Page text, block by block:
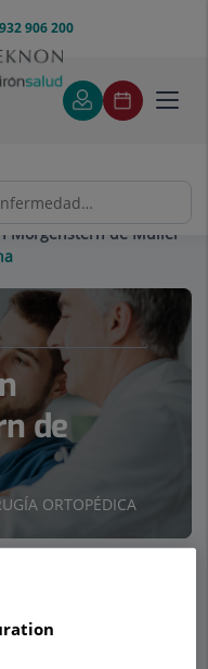
932 906 200
Morgenstern de Muller
de
ORTOPÉDICA
de interés